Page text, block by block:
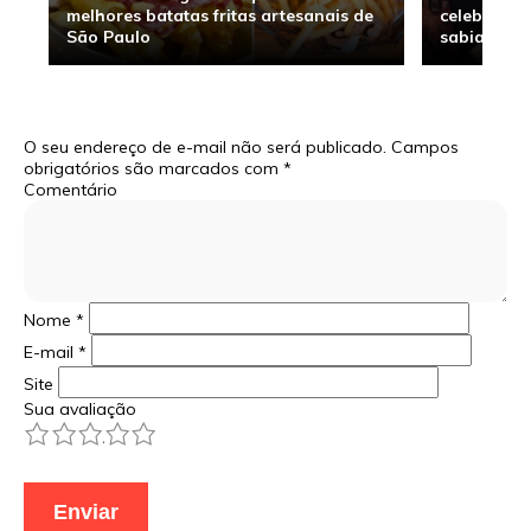
melhores batatas fritas artesanais de
São Paulo
sabia
O seu endereço de e-mail não será publicado. Campos
obrigatórios são marcados com *
Comentário
Nome *
E-mail *
Site
Sua avaliação
5
4
3
2